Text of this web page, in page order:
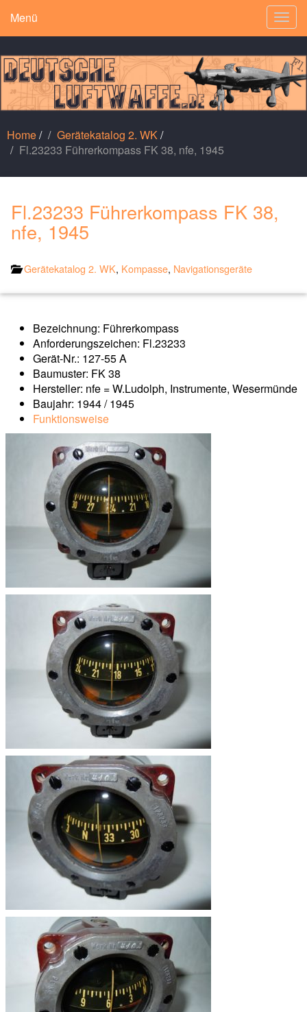
Menü
Home/ Gerätekatalog 2. WK/
Fl.23233 Führerkompass FK 38, nfe, 1945
Fl.23233 Führerkompass FK 38,
nfe, 1945
Gerätekatalog 2. WK, Kompasse, Navigationsgeräte
Bezeichnung: Führerkompass
Anforderungszeichen: Fl.23233
Gerät-Nr.: 127-55 A
Baumuster: FK 38
Hersteller: nfe = W.Ludolph, Instrumente, Wesermünde
Baujahr: 1944 / 1945
Funktionsweise